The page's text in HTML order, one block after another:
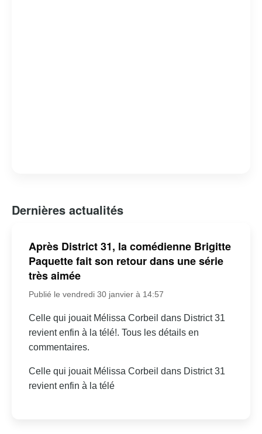
Dernières actualités
Après District 31, la comédienne Brigitte
Paquette fait son retour dans une série
très aimée
Publié le vendredi 30 janvier à 14:57
Celle qui jouait Mélissa Corbeil dans District 31
revient enfin à la télé!. Tous les détails en
commentaires.
Celle qui jouait Mélissa Corbeil dans District 31
revient enfin à la télé